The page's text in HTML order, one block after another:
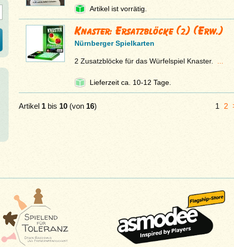
Artikel ist vorrätig.
Knaster: Ersatzblöcke (2) (Erw.)
Nürnberger Spielkarten
2 Zusatzblöcke für das Würfelspiel Knaster.
Lieferzeit ca. 10-12 Tage.
Artikel 1bis 10(von 16) 1 2